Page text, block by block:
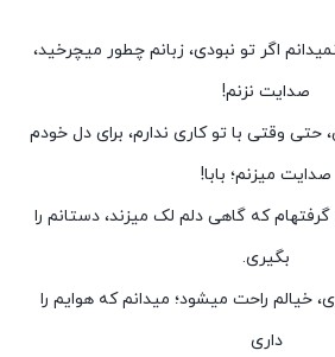
اگر تو نبودی، زبانم چطور می‏چرخید،
صدایت نزنم!
حتی وقتی با تو کاری ندارم، برای دل خودم
صدایت می‏زنم؛ بابا!
که گاهی دلم لک می‏زند، دستانم را
بگیری.
خیالم راحت می‏شود؛ می‏دانم که هوایم را
داری